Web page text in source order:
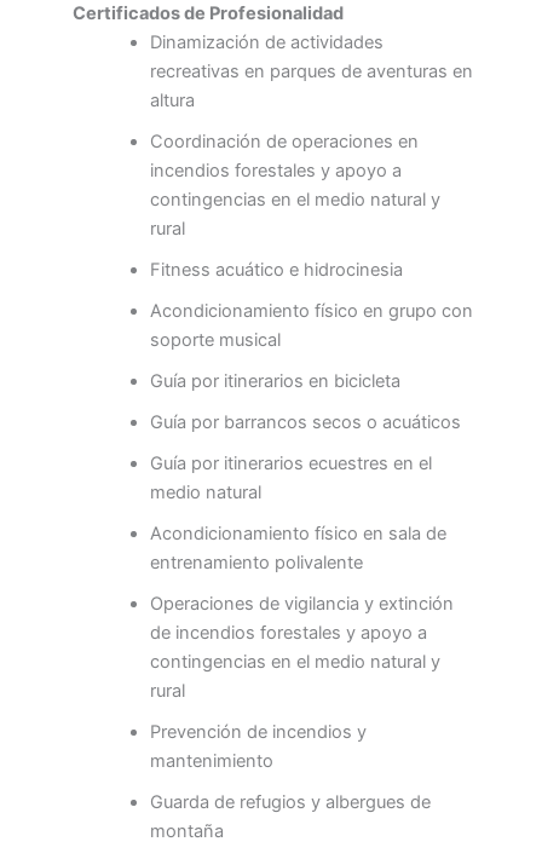
Certificados de Profesionalidad
Dinamización de actividades
recreativas en parques de aventuras en
altura
Coordinación de operaciones en
incendios forestales y apoyo a
contingencias en el medio natural y
rural
Fitness acuático e hidrocinesia
Acondicionamiento físico en grupo con
soporte musical
Guía por itinerarios en bicicleta
Guía por barrancos secos o acuáticos
Guía por itinerarios ecuestres en el
medio natural
Acondicionamiento físico en sala de
entrenamiento polivalente
Operaciones de vigilancia y extinción
de incendios forestales y apoyo a
contingencias en el medio natural y
rural
Prevención de incendios y
mantenimiento
Guarda de refugios y albergues de
montaña